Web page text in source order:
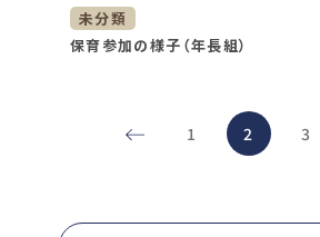
未分類
保育参加の様子（年長組）
1 2 3